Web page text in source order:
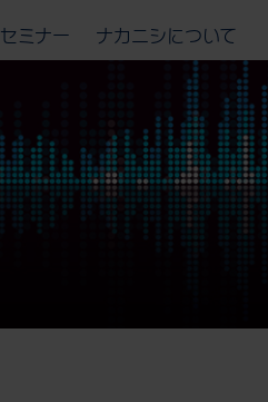
セミナー ナカニシについて